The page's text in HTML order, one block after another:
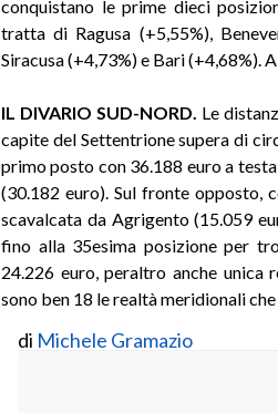
conquistano le prime dieci
tratta di Ragusa (+5,55%),
Siracusa (+4,73%) e Bari (+4,68%).
IL DIVARIO SUD-NORD. Le
capite del Settentrione supera di
primo posto con 36.188 euro a
(30.182 euro). Sul fronte opposto,
scavalcata da Agrigento (15.059
fino alla 35esima posizione per
24.226 euro, peraltro anche unica
sono ben 18 le realtà meridionali
di Michele Gramazio